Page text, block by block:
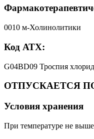
0010 м-Холинолитики
Код АТХ:
G04BD09 Троспия хлорид
ОТПУСКАЕТСЯ
Условия хранения
При температуре не выше